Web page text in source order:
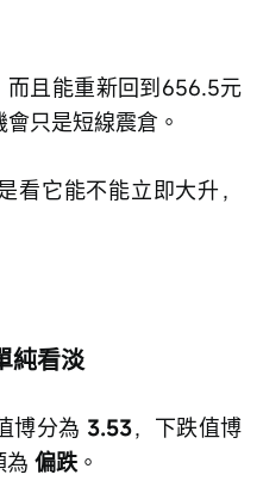
且能重新回到656.5元
只是短線震倉。
看它能不能立即大升，
純看淡
博分為 3.53，下跌值博
為 偏跌 。